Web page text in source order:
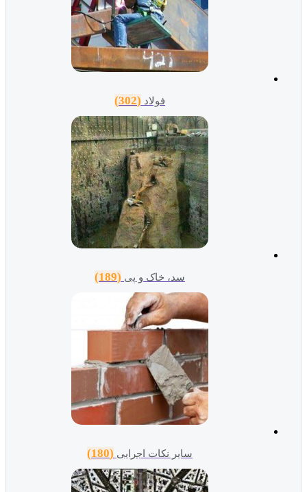
سد، خاک و پی(189)
سایر نکات اجرایی (180)